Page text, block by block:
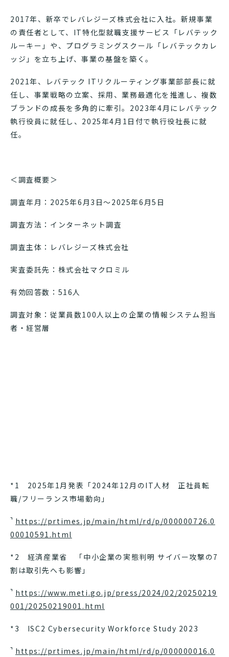
2017年、新卒でレバレジーズ株式会社に入社。新規事業
の責任者として、IT特化型就職支援サービス「レバテック
ルーキー」や、プログラミングスクール「レバテックカレ
ッジ」を立ち上げ、事業の基盤を築く。
2021年、レバテック ITリクルーティング事業部部長に就
任し、事業戦略の立案、採用、業務最適化を推進し、複数
ブランドの成長を多角的に牽引。2023年4月にレバテック
執行役員に就任し、2025年4月1日付で執行役社長に就
任。
＜調査概要＞
調査年月：2025年6月3日～2025年6月5日
調査方法：インターネット調査
調査主体：レバレジーズ株式会社
実査委託先：株式会社マクロミル
有効回答数：516人
調査対象：従業員数100人以上の企業の情報システム担当
者・経営層
*1 2025年1月発表「2024年12月のIT人材 正社員転
職/フリーランス市場動向」
https://prtimes.jp/main/html/rd/p/000000726.0
00010591.html
*2 経済産業省 「中小企業の実態判明 サイバー攻撃の7
割は取引先へも影響」
https://www.meti.go.jp/press/2024/02/20250219
001/20250219001.html
*3 ISC2 Cybersecurity Workforce Study 2023
https://prtimes.jp/main/html/rd/p/000000016.0